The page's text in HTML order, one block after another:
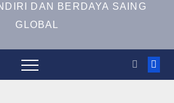
DAN BERDAYA SAING
GLOBAL